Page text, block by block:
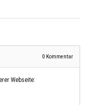
0 Kommentar
Webseite: